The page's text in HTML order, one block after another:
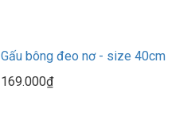
Gấu bông đeo nơ - size 40cm
169.000₫